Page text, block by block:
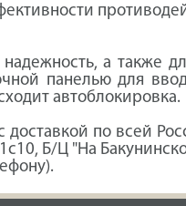
а также
панелью для
автоблокировка.
по всей
Б/Ц "На